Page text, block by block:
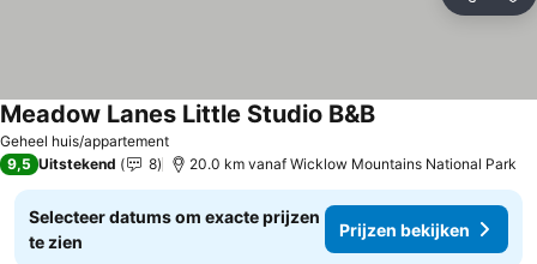
Geheel huis/appartement
Meadow Lanes Little Studio B&B
9,5 Uitstekend 8 20.0 km vanaf Wicklow Mountains National Park
Selecteer datums om exacte prijzen
te zien
Prijzen bekijken